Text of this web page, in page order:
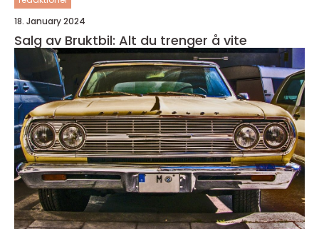
18. January 2024
Salg av Bruktbil: Alt du trenger å vite